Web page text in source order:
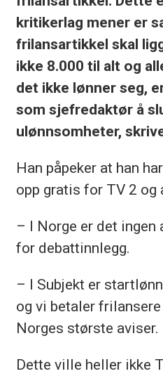
kritikerlag mener er
frilansartikkel skal
ikke 8.000 til alt og
det ikke lønner seg,
som sjefredaktør å
ulønnsomheter,
Han påpeker at han
opp gratis for TV 2 og
– I Norge er det ingen
for debattinnlegg.
– I Subjekt er
og vi betaler
Norges største aviser.
Dette ville heller ikke